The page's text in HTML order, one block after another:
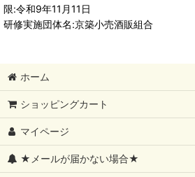
限:令和9年11月11日
研修実施団体名:京築小売酒販組合
ホーム
ショッピングカート
マイページ
★メールが届かない場合★